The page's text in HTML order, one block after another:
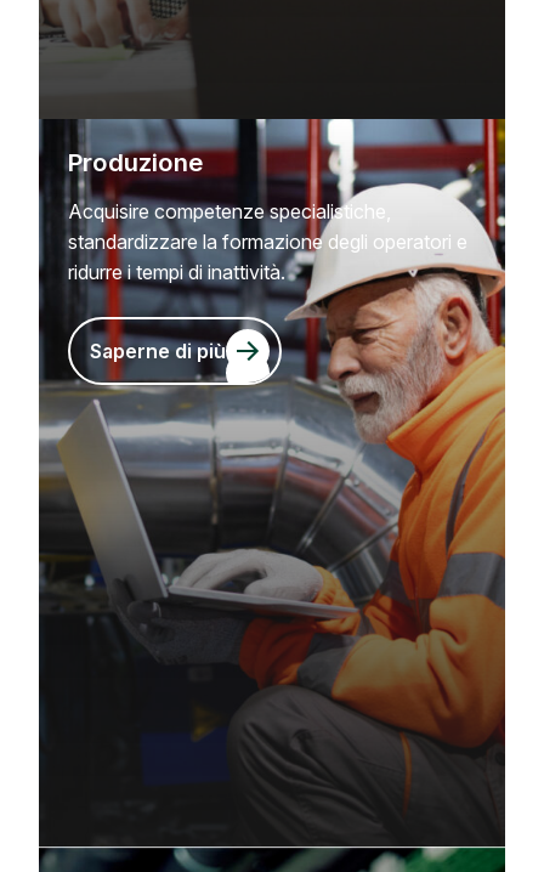
Produzione
Acquisire competenze specialistiche,
standardizzare la formazione degli operatori e
ridurre i tempi di inattività.
Saperne di più